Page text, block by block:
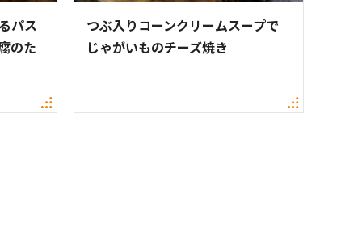
パス
のた
つぶ入りコーンクリームスープで
じゃがいものチーズ焼き